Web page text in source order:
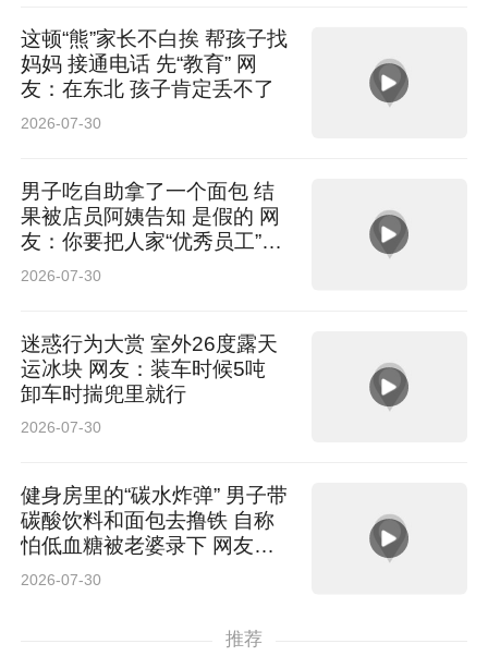
这顿“熊”家长不白挨 帮孩子找
妈妈 接通电话 先“教育” 网
友：在东北 孩子肯定丢不了
2026-07-30
男子吃自助拿了一个面包 结
果被店员阿姨告知 是假的 网
友：你要把人家“优秀员工”拿
走啊
2026-07-30
迷惑行为大赏 室外26度露天
运冰块 网友：装车时候5吨
卸车时揣兜里就行
2026-07-30
健身房里的“碳水炸弹” 男子带
碳酸饮料和面包去撸铁 自称
怕低血糖被老婆录下 网友：
我哥练哪块肌肉 咀嚼肌啊
2026-07-30
推荐